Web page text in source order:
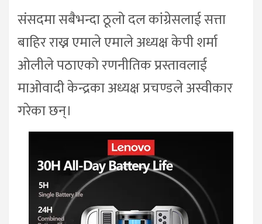
संसदमा सबैभन्दा ठूलो दल कांग्रेसलाई सत्ता
बाहिर राख्न एमाले एमाले अध्यक्ष केपी शर्मा
ओलीले पठाएको रणनीतिक प्रस्तावलाई
माओवादी केन्द्रका अध्यक्ष प्रचण्डले अस्वीकार
गरेका छन्।